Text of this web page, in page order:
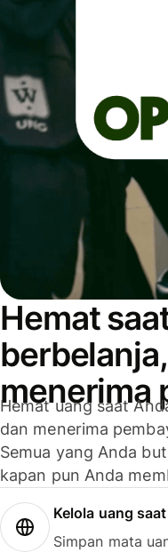
Hemat
menerima
Hemat uang saat
dan menerima
Semua yang Anda
kapan pun Anda
Kelola uang
Simpan mata